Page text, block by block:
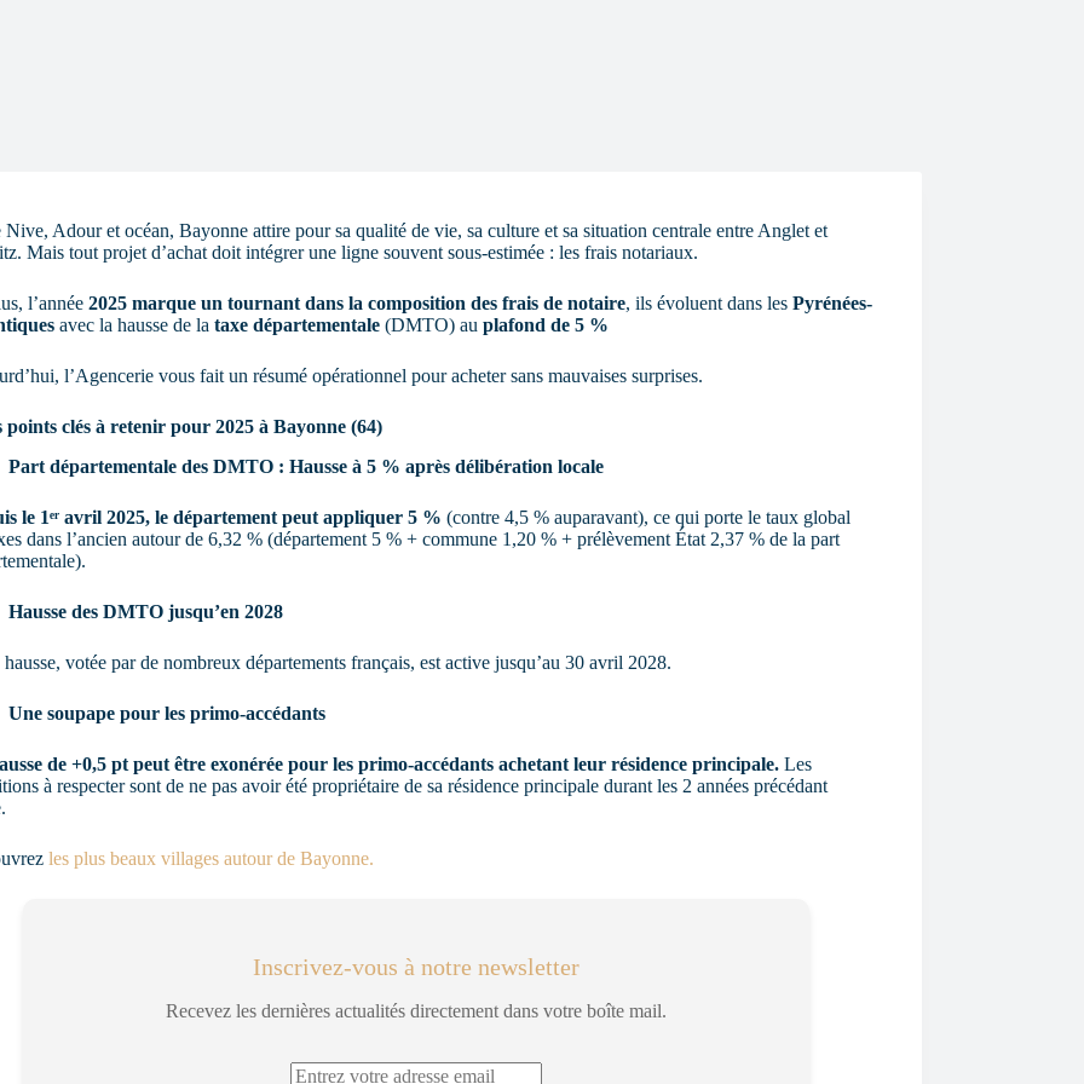
Nive, Adour et océan, Bayonne attire pour sa qualité de vie, sa culture et sa situation centrale entre Anglet et
Mais tout projet d’achat doit intégrer une ligne souvent sous-estimée : les frais notariaux.
l’année 2025 marque un tournant dans la composition des frais de notaire, ils évoluent dans les Pyrénées-
avec la hausse de la taxe départementale(DMTO) au plafond de 5 %
l’Agencerie vous fait un résumé opérationnel pour acheter sans mauvaises surprises.
points clés à retenir pour 2025 à Bayonne (64)
Part départementale des DMTO : Hausse à 5 % après délibération locale
le 1ᵉʳ avril 2025, le département peut appliquer 5 % (contre 4,5 % auparavant), ce qui porte le taux global
dans l’ancien autour de 6,32 % (département 5 % + commune 1,20 % + prélèvement État 2,37 % de la part
Hausse des DMTO jusqu’en 2028
hausse, votée par de nombreux départements français, est active jusqu’au 30 avril 2028.
Une soupape pour les primo-accédants
de +0,5 pt peut être exonérée pour les primo-accédants achetant leur résidence principale. Les
à respecter sont de ne pas avoir été propriétaire de sa résidence principale durant les 2 années précédant
les plus beaux villages autour de Bayonne.
Inscrivez-vous à notre newsletter
Recevez les dernières actualités directement dans votre boîte mail.